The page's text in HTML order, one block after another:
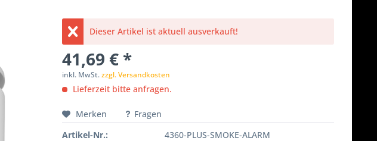
Dieser Artikel ist aktuell ausverkauft!
41,69 € *
inkl. MwSt.zzgl. Versandkosten
Lieferzeit bitte anfragen.
Merken
Fragen
Artikel-Nr.:
4360-PLUS-SMOKE-ALARM